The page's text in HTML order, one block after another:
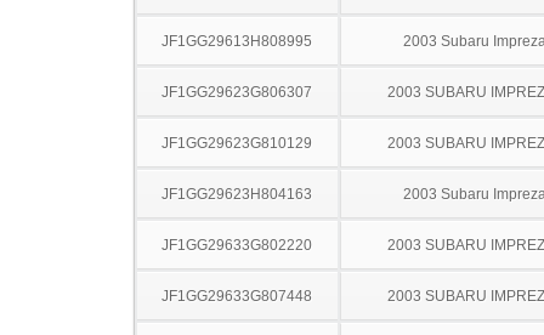
JF1GG29613H808995 2003 Subaru
JF1GG29623G806307 2003 SUBARU
JF1GG29623G810129 2003 SUBARU
JF1GG29623H804163 2003 Subaru
JF1GG29633G802220 2003 SUBARU
JF1GG29633G807448 2003 SUBARU